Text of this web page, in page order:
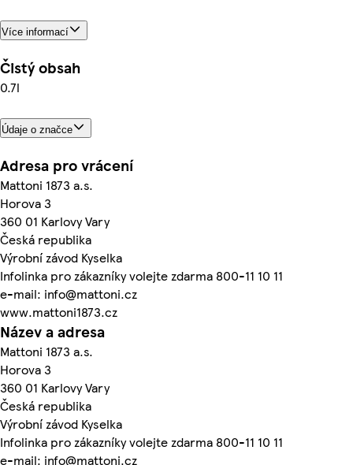
Více informací
Čistý obsah
0.7l
Údaje o značce
Adresa pro vrácení
Mattoni 1873 a.s.
Horova 3
360 01 Karlovy Vary
Česká republika
Výrobní závod Kyselka
Infolinka pro zákazníky volejte zdarma 800-11 10 11
e-mail: info@mattoni.cz
www.mattoni1873.cz
Název a adresa
Mattoni 1873 a.s.
Horova 3
360 01 Karlovy Vary
Česká republika
Výrobní závod Kyselka
Infolinka pro zákazníky volejte zdarma 800-11 10 11
e-mail: info@mattoni.cz